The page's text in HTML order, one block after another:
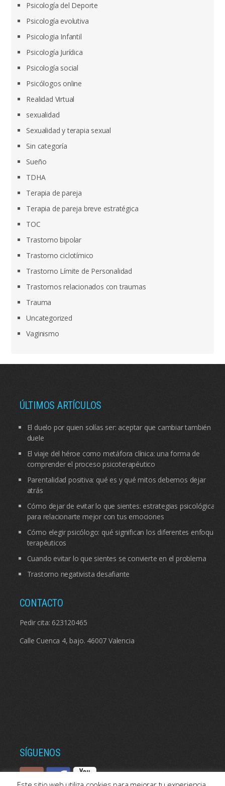
Psicología del Deporte
Psicología evolutiva
Psicologia Infantil
Psicología Jurídica
Psicología social
Psicólogos online
Realidad Virtual
sexualidad
Sexualidad y terapia sexual
Sin categoría
Sueño
TDHA
Terapia de pareja
Terapia de pareja breve estratégica
TOC
Trastorno bipolar
Trastorno ciclotímico
Trastorno Límite de Personalidad
Trastornos relacionados con traumas
Trauma
Uncategorized
Vaginismo
ÚLTIMOS ARTÍCULOS
El duelo por quien solías ser: aceptar que cambiar también
duele
El viaje del héroe como metáfora clínica: una forma de
comprender el proceso psicoterapéutico
Parentalidad positiva: qué es y qué mitos debemos dejar
atrás
Cómo dejar de evitar lo que sientes: estrategias psicológicas
para relacionarte mejor con tus emociones
Cómo elegir psicólogo: qué significan los diferentes enfoques
terapéuticos
Cuando evitar lo que sientes se convierte en el problema
Trastorno negativista desafiante
CONTACTO
Pedir cita: 623120465
Calle Cuenca 4, bajo. 46007 Valencia
SÍGUENOS